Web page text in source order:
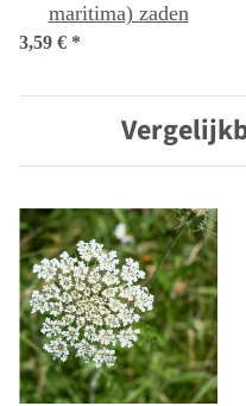
maritima) zaden
3,59 € *